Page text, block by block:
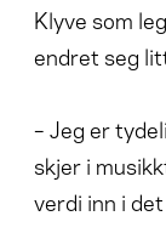
Klyve som
endret seg
– Jeg er
skjer i
verdi inn i